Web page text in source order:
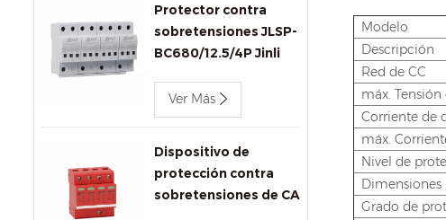
Protector contra
sobretensiones JLSP-
BC680/12.5/4P Jinli
Ver Más
Dispositivo de
protección contra
sobretensiones de CA
Modelo
Descripción
Red de CC
máx.
Corriente de
máx.
Nivel de
Dimensiones
Grado de